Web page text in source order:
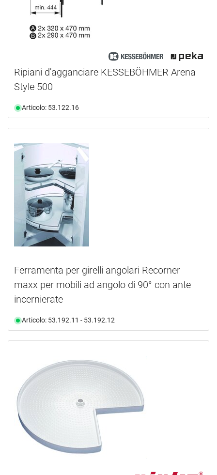
Ripiani d'agganciare KESSEBÖHMER Arena
Style 500
Articolo: 53.122.16
Ferramenta per girelli angolari Recorner
maxx per mobili ad angolo di 90° con ante
incernierate
Articolo: 53.192.11 - 53.192.12